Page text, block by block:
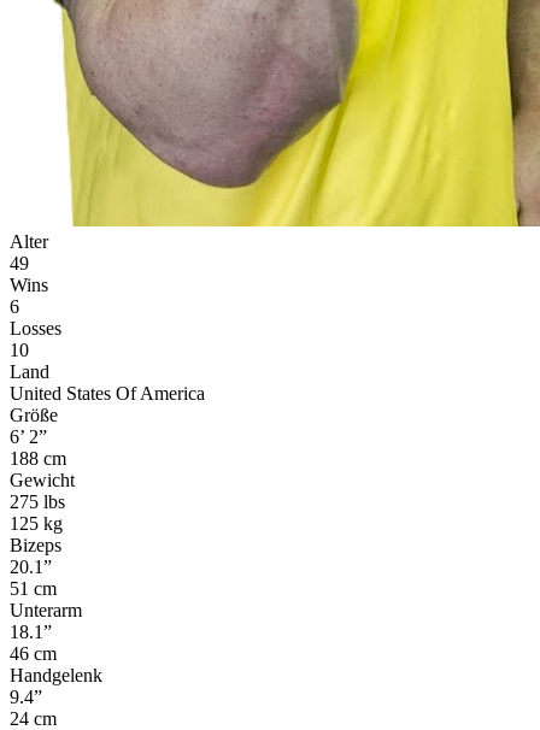
Alter
49
Wins
6
Losses
10
Land
United States Of America
Größe
6’ 2”
188 cm
Gewicht
275 lbs
125 kg
Bizeps
20.1”
51 cm
Unterarm
18.1”
46 cm
Handgelenk
9.4”
24 cm